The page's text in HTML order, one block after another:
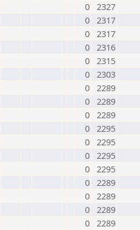
0 2327
0 2317
0 2317
0 2316
0 2315
0 2303
0 2289
0 2289
0 2289
0 2295
0 2295
0 2295
0 2295
0 2289
0 2289
0 2289
0 2289